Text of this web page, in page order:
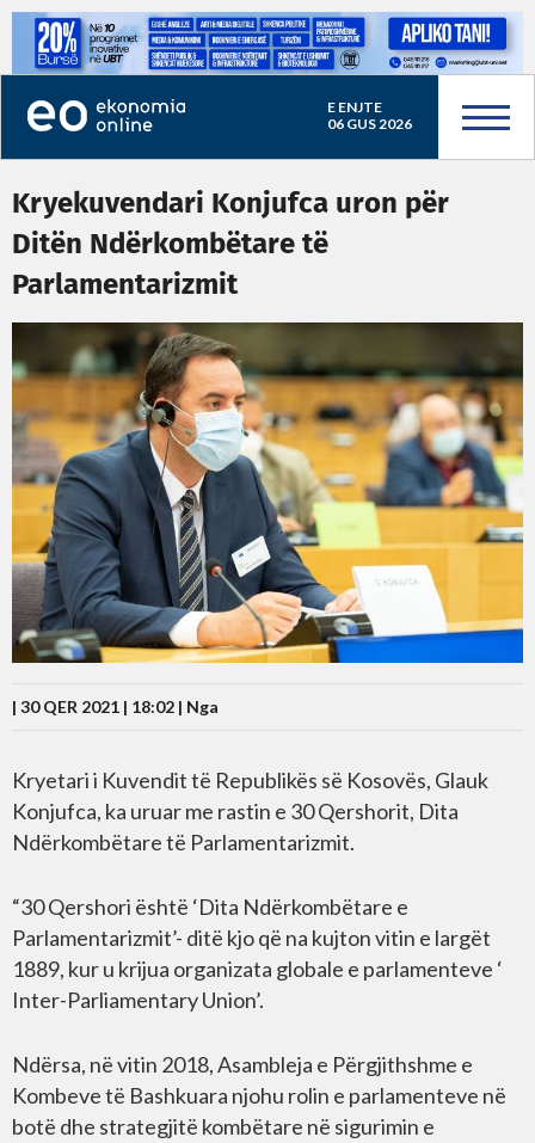
E ENJTE
06 GUS 2026
Kryekuvendari Konjufca uron për
Ditën Ndërkombëtare të
Parlamentarizmit
| 30 QER 2021 | 18:02 | Nga
Kryetari i Kuvendit të Republikës së Kosovës, Glauk
Konjufca, ka uruar me rastin e 30 Qershorit, Dita
Ndërkombëtare të Parlamentarizmit.
“30 Qershori është ‘Dita Ndërkombëtare e
Parlamentarizmit’- ditë kjo që na kujton vitin e largët
1889, kur u krijua organizata globale e parlamenteve ‘​
Inter-Parliamentary Union’.
Ndërsa, në vitin 2018, Asambleja e Përgjithshme e
Kombeve të Bashkuara njohu rolin e parlamenteve në
botë dhe strategjitë kombëtare në sigurimin e